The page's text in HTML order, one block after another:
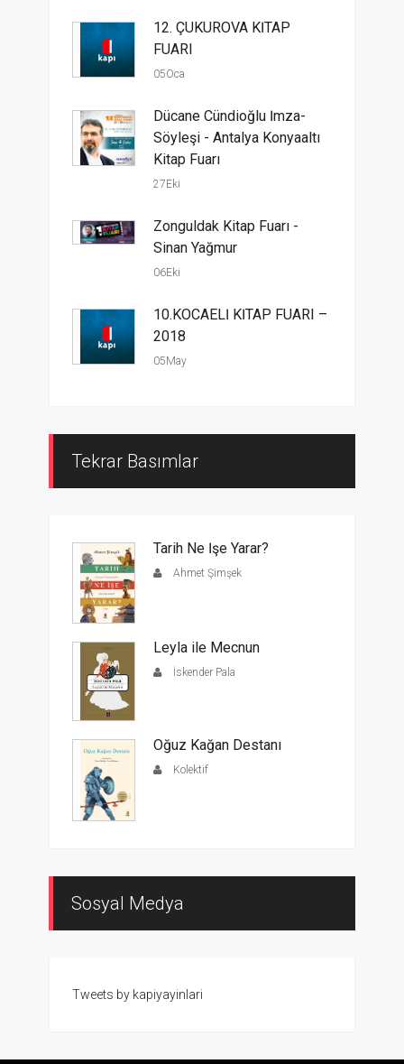
12. ÇUKUROVA KİTAP
FUARI
05Oca
Dücane Cündioğlu İmza-
Söyleşi - Antalya Konyaaltı
Kitap Fuarı
27Eki
Zonguldak Kitap Fuarı -
Sinan Yağmur
06Eki
10.KOCAELİ KİTAP FUARI –
2018
05May
Tekrar Basımlar
Tarih Ne İşe Yarar?
Ahmet Şimşek
Leyla ile Mecnun
İskender Pala
Oğuz Kağan Destanı
Kolektif
Sosyal Medya
Tweets by kapiyayinlari